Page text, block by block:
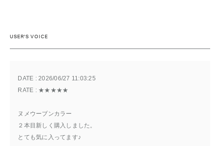
USER'S VOICE
ヌメウーブンカラー
DATE : 2026/06/27 11:03:25
RATE : ★★★★★
２本目新しく購入しました。
とても気に入ってます♪